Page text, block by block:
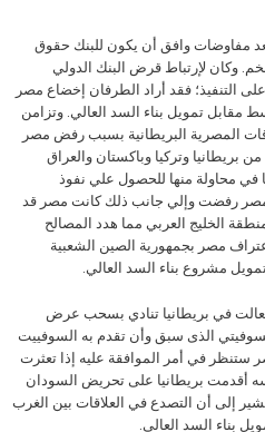
مفاوضات وافق أن يكون للبنك حقوق
وكان لإرتباط قرض البنك الدولي
على التنفيذ؛ فقد أراد الطرفان إخضاع مصر
مقابل تمويل بناء السد العالي. وتزامن
المصرية البريطانية بسبب رفض مصر
وتركيا وباكستان والعراق
في محاولة منها للحصول علي نفوذ
رفضت وإلي جانب ذلك كانت مصر قد
الخليج العربي مما هدد المصالح
مصر بجمهورية الصين الشعبية
مشروع بناء السد العالي.
في بريطانيا تنادي بسحب عرض
الذى سبق وأن تقدم به السوفييت
ستنظر في أمر الموافقة عليه إذا تعثرت
أقدمت بريطانيا على تحريض السودان
إلى أن التصدع في العلاقات بين الغرب
بناء السد العالي.